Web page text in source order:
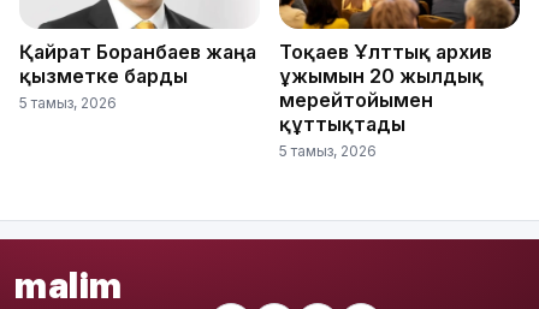
Қайрат Боранбаев жаңа
қызметке барды
5 тамыз, 2026
Тоқаев Ұлттық архив
ұжымын 20 жылдық
мерейтойымен
құттықтады
5 тамыз, 2026
malim